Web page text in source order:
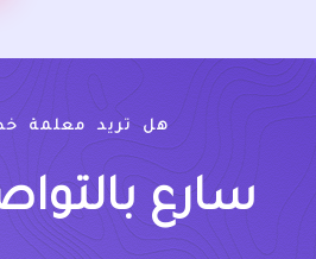
هل تريد معلمة
سارع